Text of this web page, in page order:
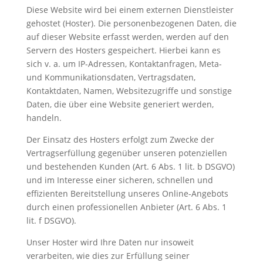
Diese Website wird bei einem externen Dienstleister
gehostet (Hoster). Die personenbezogenen Daten, die
auf dieser Website erfasst werden, werden auf den
Servern des Hosters gespeichert. Hierbei kann es
sich v. a. um IP-Adressen, Kontaktanfragen, Meta-
und Kommunikationsdaten, Vertragsdaten,
Kontaktdaten, Namen, Websitezugriffe und sonstige
Daten, die über eine Website generiert werden,
handeln.
Der Einsatz des Hosters erfolgt zum Zwecke der
Vertragserfüllung gegenüber unseren potenziellen
und bestehenden Kunden (Art. 6 Abs. 1 lit. b DSGVO)
und im Interesse einer sicheren, schnellen und
effizienten Bereitstellung unseres Online-Angebots
durch einen professionellen Anbieter (Art. 6 Abs. 1
lit. f DSGVO).
Unser Hoster wird Ihre Daten nur insoweit
verarbeiten, wie dies zur Erfüllung seiner